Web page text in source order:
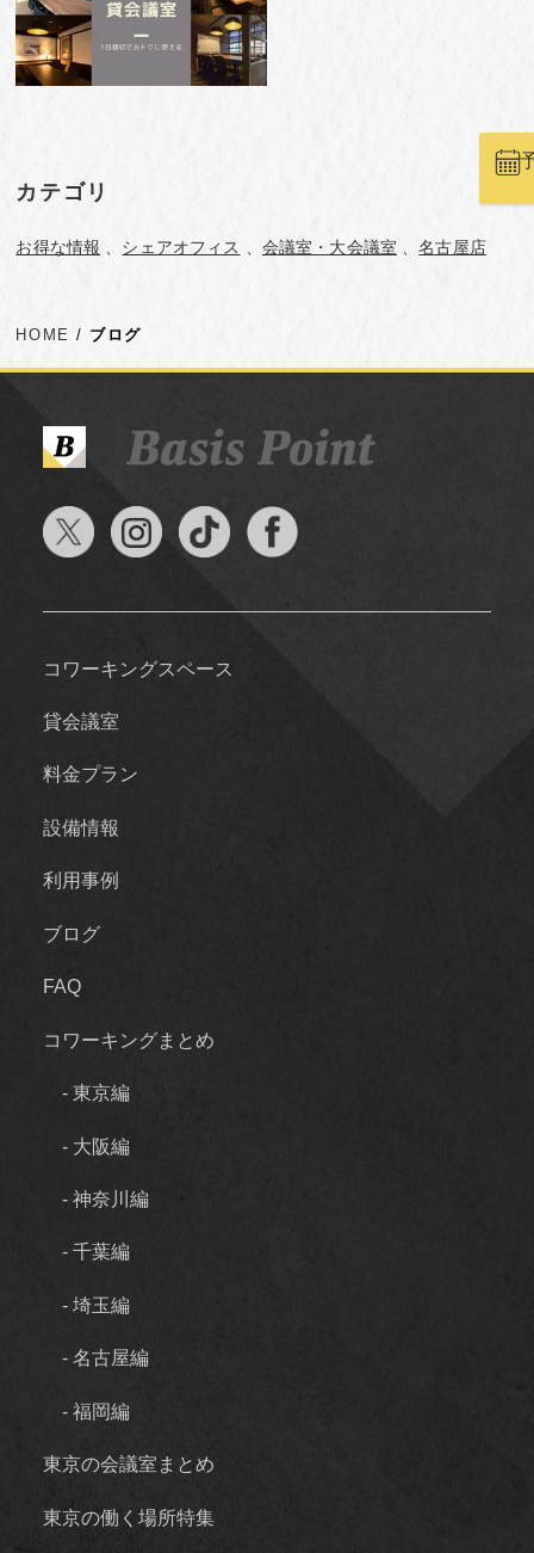
カテゴリ
お得な情報 シェアオフィス 会議室・大会議室 名古屋店
HOME ブログ
コワーキングスペース
貸会議室
料金プラン
設備情報
利用事例
ブログ
FAQ
コワーキングまとめ
- 東京編
- 大阪編
- 神奈川編
- 千葉編
- 埼玉編
- 名古屋編
- 福岡編
東京の会議室まとめ
東京の働く場所特集